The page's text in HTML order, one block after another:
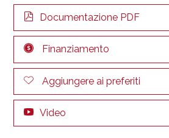
Documentazione PDF
Finanziamento
Aggiungere ai preferiti
Video